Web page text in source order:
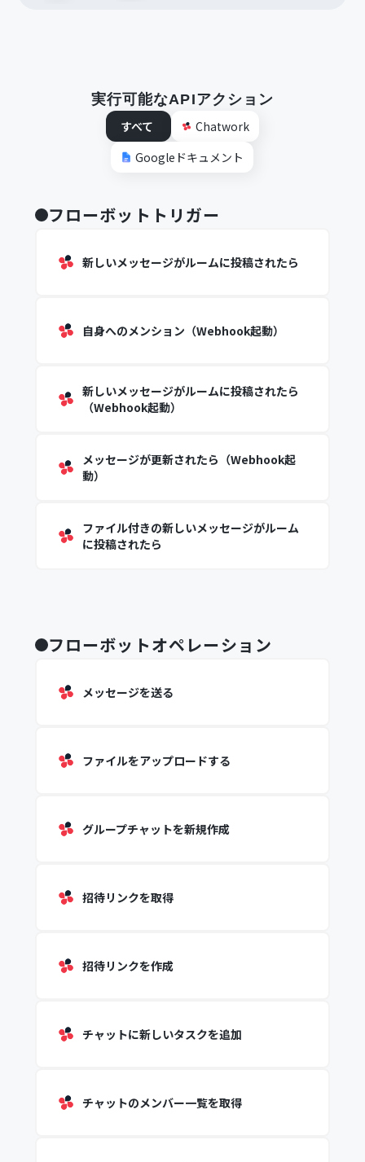
実行可能なAPIアクション
すべて
Chatwork
Googleドキュメント
フローボットトリガー
新しいメッセージがルームに投稿されたら
自身へのメンション（Webhook起動）
新しいメッセージがルームに投稿されたら
（Webhook起動）
メッセージが更新されたら（Webhook起
動）
ファイル付きの新しいメッセージがルーム
に投稿されたら
フローボットオペレーション
メッセージを送る
ファイルをアップロードする
グループチャットを新規作成
招待リンクを取得
招待リンクを作成
チャットに新しいタスクを追加
チャットのメンバー一覧を取得